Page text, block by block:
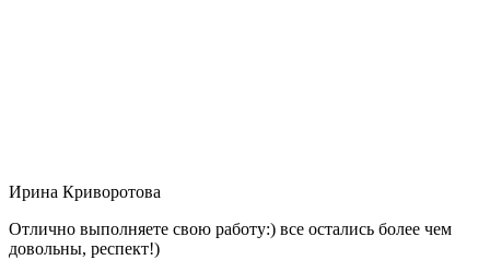
Ирина Криворотова
Отлично выполняете свою работу:) все остались более чем
довольны, респект!)